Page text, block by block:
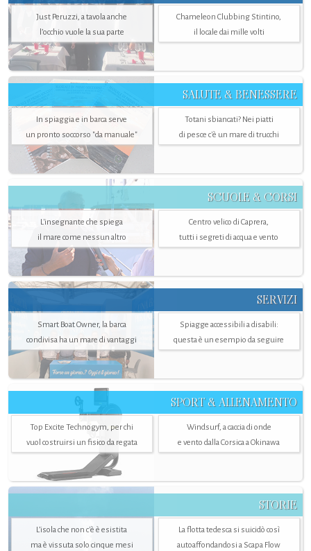
Just Peruzzi, a tavola anche
l’occhio vuole la sua parte
Chameleon Clubbing Stintino,
il locale dai mille volti
SALUTE & BENESSERE
In spiaggia e in barca serve
un pronto soccorso "da manuale"
Totani sbiancati? Nei piatti
di pesce c'è un mare di trucchi
SCUOLE & CORSI
L'insegnante che spiega
il mare come nessun altro
Centro velico di Caprera,
tutti i segreti di acqua e vento
SERVIZI
Smart Boat Owner, la barca
condivisa ha un mare di vantaggi
Spiagge accessibili a disabili:
questa è un esempio da seguire
SPORT & ALLENAMENTO
Top Excite Technogym, per chi
vuol costruirsi un fisico da regata
Windsurf, a caccia di onde
e vento dalla Corsica a Okinawa
STORIE
L’isola che non c'è è esistita
ma è vissuta solo cinque mesi
La flotta tedesca si suicidò così
autoaffondandosi a Scapa Flow